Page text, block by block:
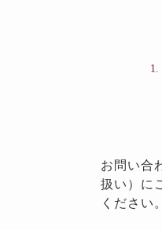
お問い合
扱い）に
ください。